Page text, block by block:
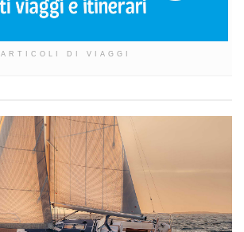
ARTICOLI DI VIAGGI